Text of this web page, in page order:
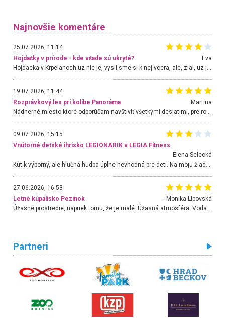
Najnovšie komentáre
25.07.2026, 11:14
Hojdačky v prírode - kde všade sú ukryté?
Eva
Hojdacka v Krpelanoch uz nie je, vysli sme si k nej vcera, ale, zial, uz je znicena. Ak sem planujete cestu len kvoli hojdacke, mozete si ju usetrit. Krasny vyhlad je tu vsak aj bez hojdacky :-)
19.07.2026, 11:44
Rozprávkový les pri kolibe Panoráma
Martina
Nádherné miesto ktoré odporúčam navštíviť všetkými desiatimi, pre rodiny s deťmi, dôchodcom... Proste a jednoducho ozaj rozprávkový les.. určite ešte prídeme. Odniesli sme si na pamiatku krásne tričká,
09.07.2026, 15:15
Vnútorné detské ihrisko LEGIONARIK v LEGIA Fitness
Elena Selecká
Kútik výborný, ale hlučná hudba úplne nevhodná pre deti. Na moju žiadosť o aspoň sušenie nereagovali.
27.06.2026, 16:53
Letné kúpalisko Pezinok
. Monika Lipovská
Úžasné prostredie, napriek tomu, že je malé. Úžasná atmosféra. Voda fantastická a nádherná. Ľudí je pomerne veľa, ale su mili a ohľaduplní. Je veľmi zaujímavé sledovať, ako dokážu spolu športovať cudzí ľudia a bez ohľadu na vek. Vládne tu pohoda. Vnuka neviem dostať z vody. Ďakujem za krásny deň . Urcite sa sem vrátim. Jediný problém je s parkovaním, ale aj ten sa mi podarilo vyriešiť. Monika Bratislava
Partneri